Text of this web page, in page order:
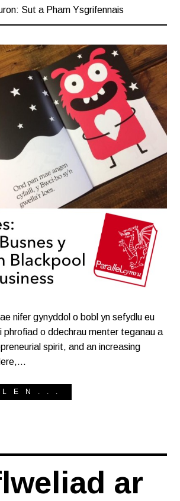
Sut a Pham Ysgrifennais
nifer gynyddol o bobl yn sefydlu eu
phrofiad o ddechrau menter teganau a
spirit, and an increasing
ar